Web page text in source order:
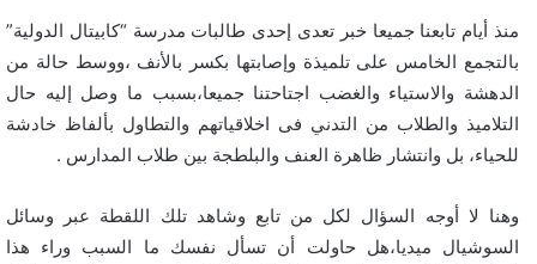
منذ أيام تابعنا جميعا خبر تعدى إحدى طالبات مدرسة “كابيتال الدولية”
بالتجمع الخامس على تلميذة وإصابتها بكسر بالأنف ،ووسط حالة من
الدهشة والاستياء والغضب اجتاحتنا جميعا،بسبب ما وصل إليه حال
التلاميذ والطلاب من التدني فى اخلاقياتهم والتطاول بألفاظ خادشة
للحياء، بل وانتشار ظاهرة العنف والبلطجة بين طلاب المدارس .
وهنا لا أوجه السؤال لكل من تابع وشاهد تلك اللقطة عبر وسائل
السوشيال ميديا،هل حاولت أن تسأل نفسك ما السبب وراء هذا